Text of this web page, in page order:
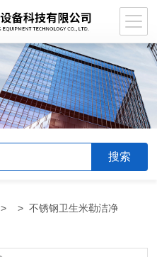
> >不锈钢卫生米勒洁净